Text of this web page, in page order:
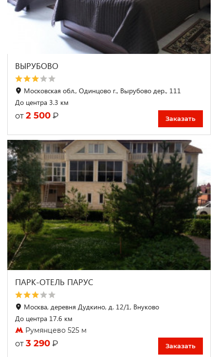
ВЫРУБОВО
Московская обл., Одинцово г., Вырубово дер., 111
До центра 3.3 км
от 2 500 ₽ Заказать
ПАРК-ОТЕЛЬ ПАРУС
Москва, деревня Дудкино, д. 12/1, Внуково
До центра 17.6 км
Румянцево 525 м
от 3 290 ₽ Заказать